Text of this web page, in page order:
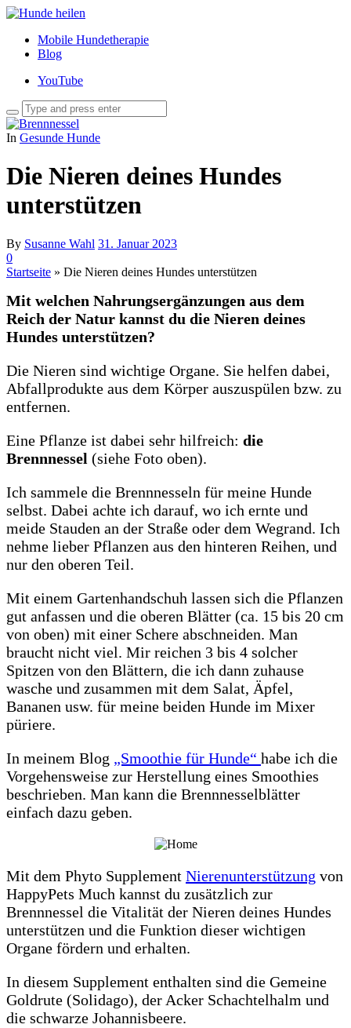
Mobile Hundetherapie
Blog
YouTube
In Gesunde Hunde
Die Nieren deines Hundes
unterstützen
By Susanne Wahl 31. Januar 2023
0
Startseite » Die Nieren deines Hundes unterstützen
Mit welchen Nahrungsergänzungen aus dem
Reich der Natur kannst du die Nieren deines
Hundes unterstützen?
Die Nieren sind wichtige Organe. Sie helfen dabei,
Abfallprodukte aus dem Körper auszuspülen bzw. zu
entfernen.
Eine Pflanze ist dabei sehr hilfreich: die
Brennnessel (siehe Foto oben).
Ich sammele die Brennnesseln für meine Hunde
selbst. Dabei achte ich darauf, wo ich ernte und
meide Stauden an der Straße oder dem Wegrand. Ich
nehme lieber Pflanzen aus den hinteren Reihen, und
nur den oberen Teil.
Mit einem Gartenhandschuh lassen sich die Pflanzen
gut anfassen und die oberen Blätter (ca. 15 bis 20 cm
von oben) mit einer Schere abschneiden. Man
braucht nicht viel. Mir reichen 3 bis 4 solcher
Spitzen von den Blättern, die ich dann zuhause
wasche und zusammen mit dem Salat, Äpfel,
Bananen usw. für meine beiden Hunde im Mixer
püriere.
In meinem Blog „Smoothie für Hunde“ habe ich die
Vorgehensweise zur Herstellung eines Smoothies
beschrieben. Man kann die Brennnesselblätter
einfach dazu geben.
Mit dem Phyto Supplement Nierenunterstützung von
HappyPets Much kannst du zusätzlich zur
Brennnessel die Vitalität der Nieren deines Hundes
unterstützen und die Funktion dieser wichtigen
Organe fördern und erhalten.
In diesem Supplement enthalten sind die Gemeine
Goldrute (Solidago), der Acker Schachtelhalm und
die schwarze Johannisbeere.